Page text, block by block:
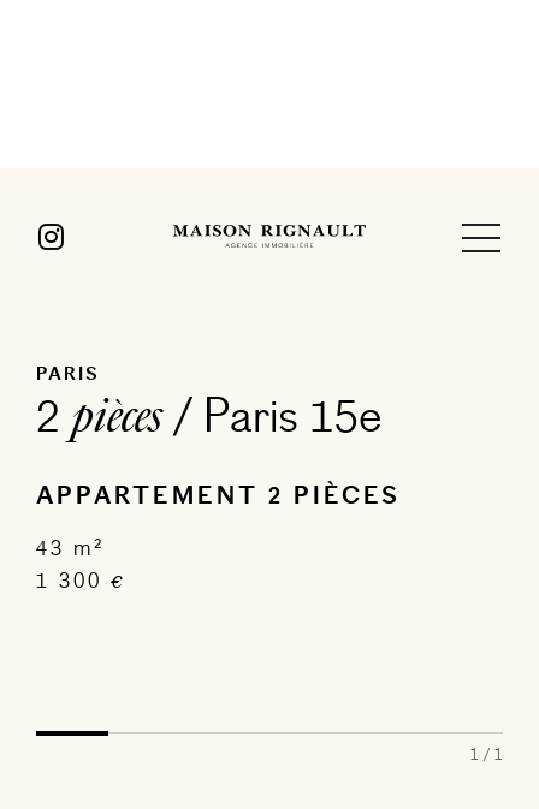
PARIS
2pièces/ Paris 15e
APPARTEMENT 2 PIÈCES
43 m²
1 300 €
1 / 1